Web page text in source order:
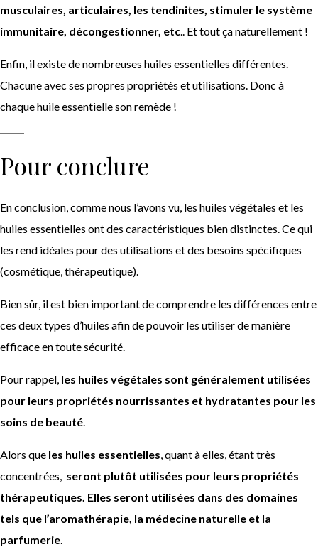
musculaires, articulaires, les tendinites, stimuler le système
immunitaire, décongestionner, etc .. Et tout ça naturellement !
Enfin, il existe de nombreuses huiles essentielles différentes.
Chacune avec ses propres propriétés et utilisations. Donc à
chaque huile essentielle son remède !
Pour conclure
En conclusion, comme nous l’avons vu, les huiles végétales et les
huiles essentielles ont des caractéristiques bien distinctes. Ce qui
les rend idéales pour des utilisations et des besoins spécifiques
(cosmétique, thérapeutique).
Bien sûr, il est bien important de comprendre les différences entre
ces deux types d’huiles afin de pouvoir les utiliser de manière
efficace en toute sécurité.
Pour rappel, les huiles végétales sont généralement utilisées
pour leurs propriétés nourrissantes et hydratantes pour les
soins de beauté
Alors que les huiles essentielles , quant à elles, étant très
concentrées, seront plutôt utilisées pour leurs propriétés
thérapeutiques. Elles seront utilisées dans des domaines
tels que l’aromathérapie, la médecine naturelle et la
parfumerie